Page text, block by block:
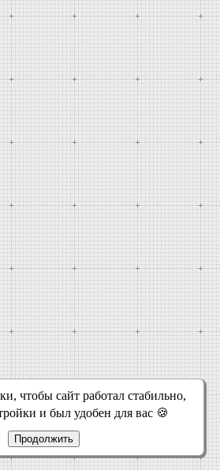
чтобы сайт работал стабильно,
и был удобен для вас 🍪
Продолжить